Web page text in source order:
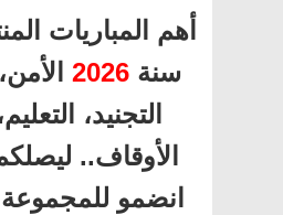
أهم المباريات
سنة 2026
التجنيد،
الأوقاف..
انضمو للمجموعة